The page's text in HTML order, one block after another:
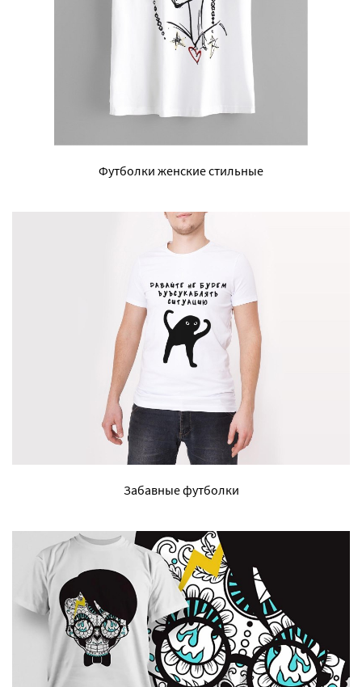
Футболки женские стильные
Забавные футболки